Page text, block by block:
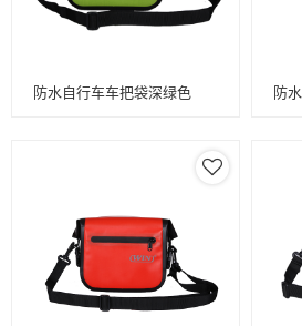
防水自行车车把袋深绿色 防